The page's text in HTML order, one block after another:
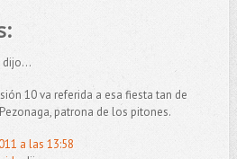
dijo...
10 va referida a esa fiesta tan de
patrona de los pitones.
a las 13:58